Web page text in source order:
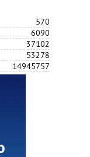
570
6090
37102
53278
14945757